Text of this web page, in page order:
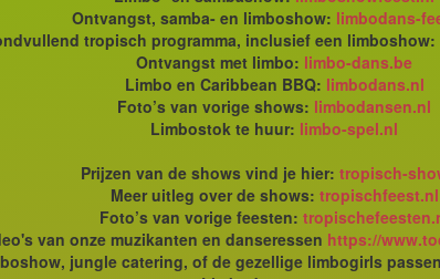
Ontvangst, samba- en limboshow: limbodans-
tropisch programma, inclusief een limboshow:
Ontvangst met limbo: limbo-dans.be
Limbo en Caribbean BBQ: limbodans.nl
Foto’s van vorige shows: limbodansen.nl
Limbostok te huur: limbo-spel.nl
Prijzen van de shows vind je hier: tropisch-
Meer uitleg over de shows: tropischfeest.nl
Foto’s van vorige feesten:
van onze muzikanten en danseressen https://
jungle catering, of de gezellige limbogirls